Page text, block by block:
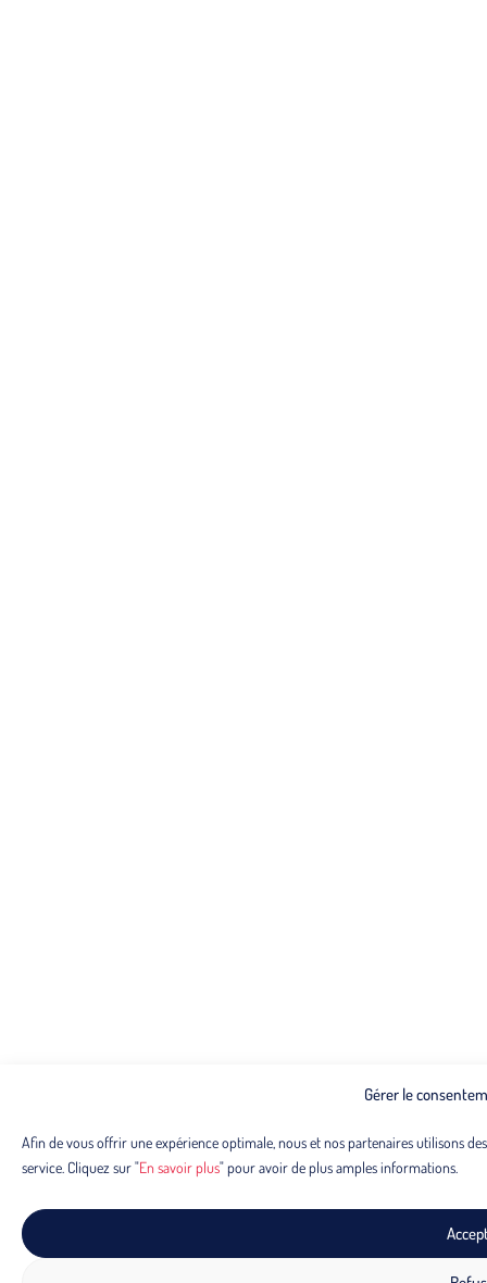
Gérer le
Afin de vous offrir une expérience optimale, nous et nos partenaires utilisons
service. Cliquez sur "En savoir plus" pour avoir de plus amples informations.